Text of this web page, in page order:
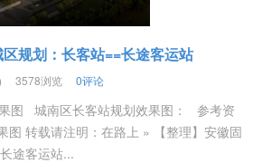
区规划：长客站==长途客运站
3578浏览 0评论
图 城南区长客站规划效果图： 参考资
转载请注明：在路上 » 【整理】安徽固
途客运站...